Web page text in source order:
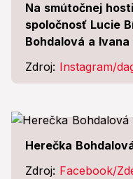
Na smútočnej
spoločnosť Lucie
Bohdalová a
Zdroj: Instagram/
Herečka
Zdroj: Facebook/